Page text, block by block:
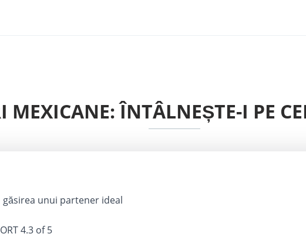
MEXICANE: ÎNTÂLNEȘTE-I PE
găsirea unui partener ideal
4.3 of 5